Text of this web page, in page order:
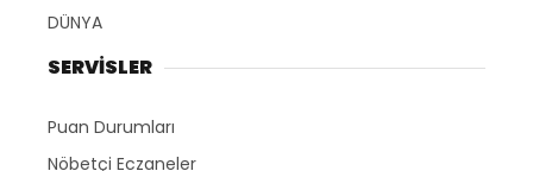
DÜNYA
SERVİSLER
Puan Durumları
Nöbetçi Eczaneler